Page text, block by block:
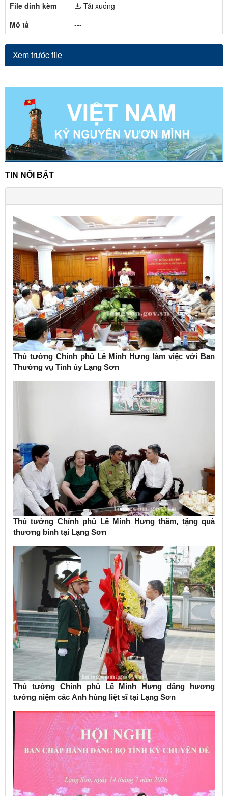
File đính kèm
Tải xuống
Mô tả
---
Xem trước file
TIN NỔI BẬT
Thủ tướng Chính phủ Lê Minh Hưng làm việc với Ban
Thường vụ Tỉnh ủy Lạng Sơn
Thủ tướng Chính phủ Lê Minh Hưng thăm, tặng quà
thương binh tại Lạng Sơn
Thủ tướng Chính phủ Lê Minh Hưng dâng hương
tưởng niệm các Anh hùng liệt sĩ tại Lạng Sơn